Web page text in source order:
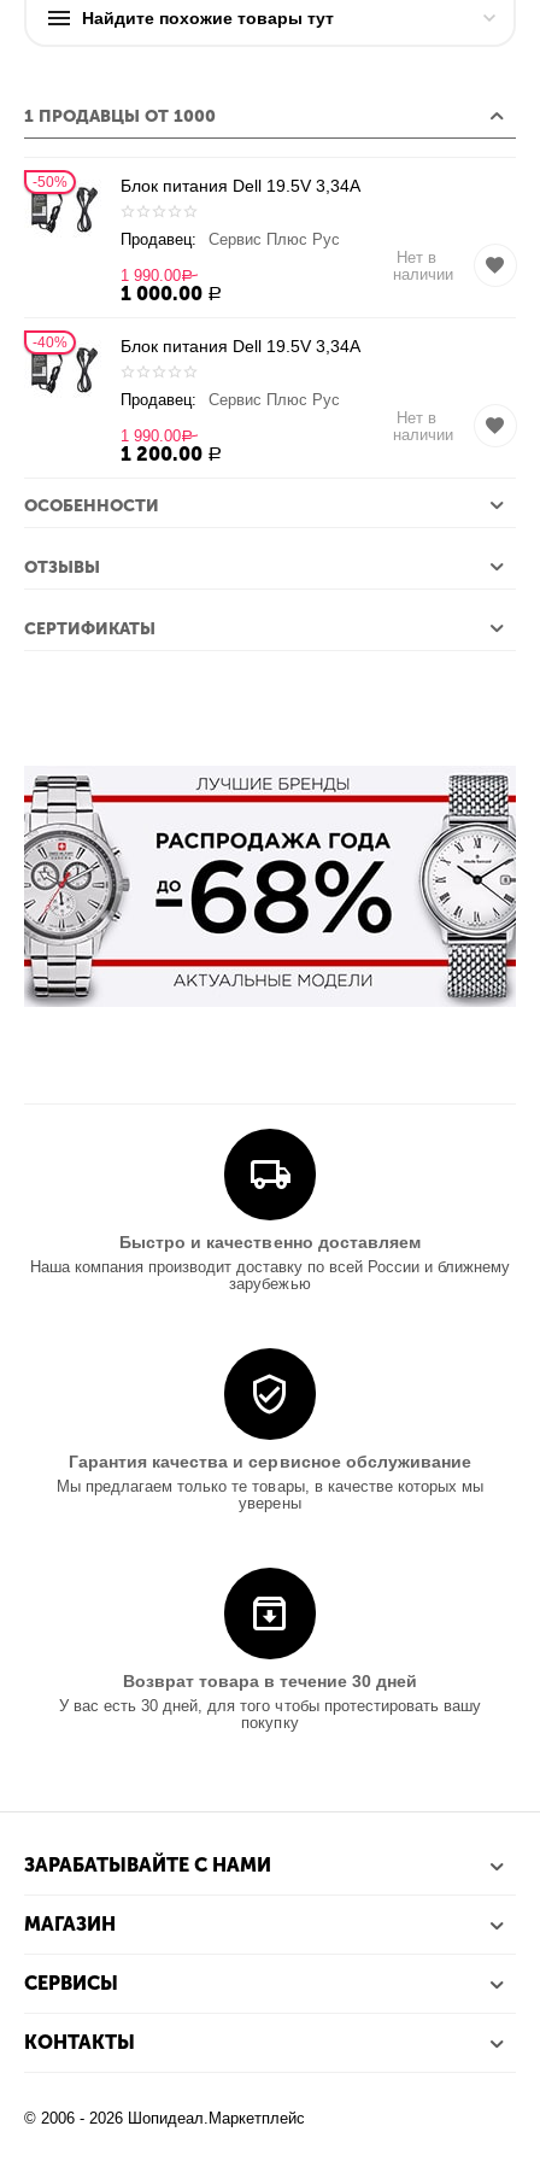
Найдите похожие товары тут
1 ПРОДАВЦЫ ОТ 1000
50% Блок питания Dell 19.5V 3,34A
Продавец:
Сервис Плюс Рус
1 990.00Р
1 000.00 Р
Нет в
наличии
40% Блок питания Dell 19.5V 3,34A
Продавец:
Сервис Плюс Рус
1 990.00Р
1 200.00 Р
Нет в
наличии
ОСОБЕННОСТИ
ОТЗЫВЫ
СЕРТИФИКАТЫ
Быстро и качественно доставляем
Наша компания производит доставку по всей России и ближнему
зарубежью
Гарантия качества и сервисное обслуживание
Мы предлагаем только те товары, в качестве которых мы
уверены
Возврат товара в течение 30 дней
У вас есть 30 дней, для того чтобы протестировать вашу
покупку
ЗАРАБАТЫВАЙТЕ С НАМИ
МАГАЗИН
СЕРВИСЫ
КОНТАКТЫ
© 2006 - 2026 Шопидеал.Маркетплейс